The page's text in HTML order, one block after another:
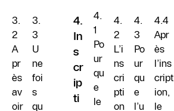
3.
2
A
pr
ès
av
oir
3.
3
U
ne
foi
s
qu
4.
In
s
cr
ip
ti
4.
1
Po
ur
qu
e
le
4.
2
L’i
ns
cri
pti
on
4.
3
Po
ur
qu
e
l’u
4.4
Apr
ès
l’ins
cript
ion,
le